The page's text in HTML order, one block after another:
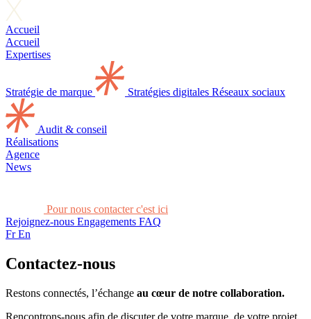
Accueil
Accueil
Expertises
Stratégie de marque Stratégies digitales Réseaux sociaux
Audit & conseil
Réalisations
Agence
News
Pour nous contacter c'est ici
Rejoignez-nous Engagements FAQ
FrEn
Contactez-nous
Restons connectés, l’échange au cœur de notre collaboration.
Rencontrons-nous afin de discuter de votre marque, de votre projet,